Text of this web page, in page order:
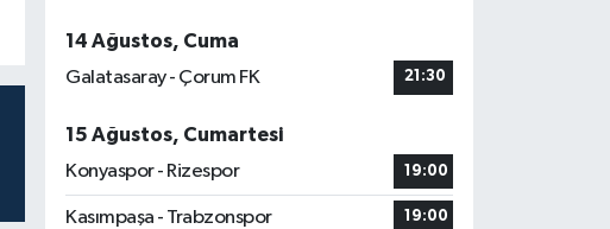
14 Ağustos, Cuma
Galatasaray - Çorum FK
21:30
15 Ağustos, Cumartesi
Konyaspor - Rizespor
19:00
Kasımpaşa - Trabzonspor 19:00